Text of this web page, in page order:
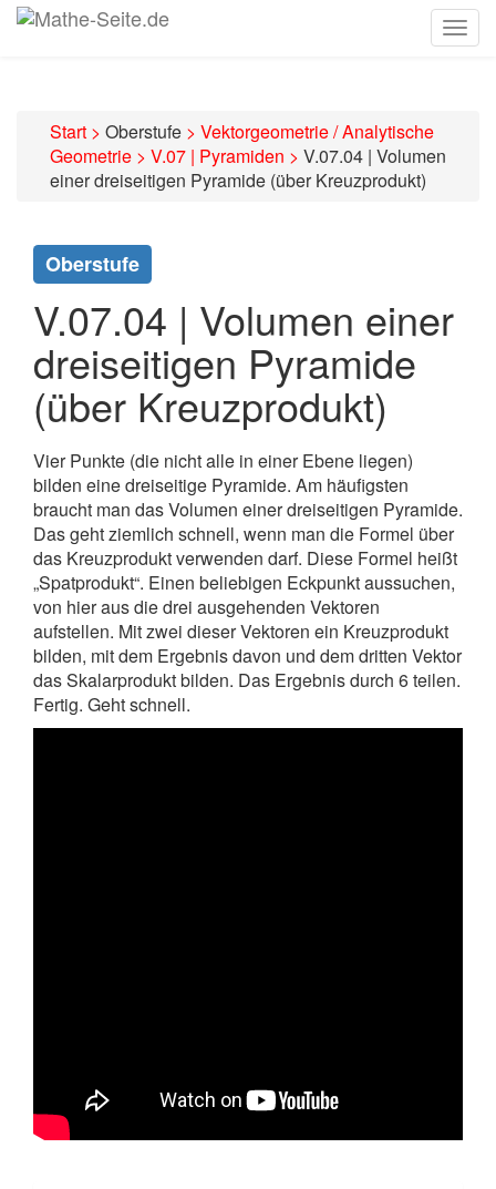
Start > Oberstufe > Vektorgeometrie / Analytische
Geometrie > V.07 | Pyramiden > V.07.04 | Volumen
einer dreiseitigen Pyramide (über Kreuzprodukt)
Oberstufe
V.07.04 | Volumen einer
dreiseitigen Pyramide
(über Kreuzprodukt)
Vier Punkte (die nicht alle in einer Ebene liegen)
bilden eine dreiseitige Pyramide. Am häufigsten
braucht man das Volumen einer dreiseitigen Pyramide.
Das geht ziemlich schnell, wenn man die Formel über
das Kreuzprodukt verwenden darf. Diese Formel heißt
„Spatprodukt“. Einen beliebigen Eckpunkt aussuchen,
von hier aus die drei ausgehenden Vektoren
aufstellen. Mit zwei dieser Vektoren ein Kreuzprodukt
bilden, mit dem Ergebnis davon und dem dritten Vektor
das Skalarprodukt bilden. Das Ergebnis durch 6 teilen.
Fertig. Geht schnell.